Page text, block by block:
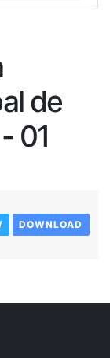
de
01
DOWNLOAD